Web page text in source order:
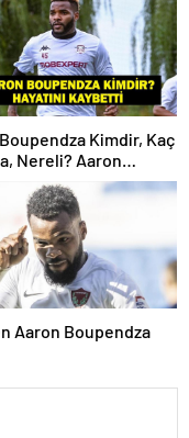
Kimdir, Kaç
Nereli? Aaron
neden öldü?
Lig’in eski gol kralı
kaybetti!
Aaron Boupendza